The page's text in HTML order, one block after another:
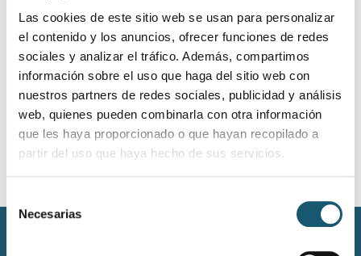
Las cookies de este sitio web se usan para personalizar
el contenido y los anuncios, ofrecer funciones de redes
sociales y analizar el tráfico. Además, compartimos
información sobre el uso que haga del sitio web con
nuestros partners de redes sociales, publicidad y análisis
web, quienes pueden combinarla con otra información
que les haya proporcionado o que hayan recopilado a
partir del uso que haya hecho de sus servicios.
Necesarias
La solicitud de calibraciones deberá
realizarse a través del formulario 41
de la Ventanilla Única
Solicitar calibración